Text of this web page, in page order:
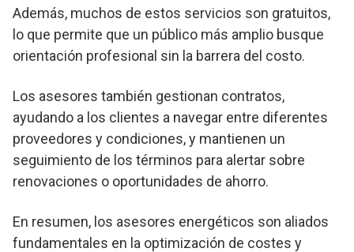
Además, muchos de estos servicios son gratuitos,
lo que permite que un público más amplio busque
orientación profesional sin la barrera del costo.
Los asesores también gestionan contratos,
ayudando a los clientes a navegar entre diferentes
proveedores y condiciones, y mantienen un
seguimiento de los términos para alertar sobre
renovaciones o oportunidades de ahorro.
En resumen, los asesores energéticos son aliados
fundamentales en la optimización de costes y